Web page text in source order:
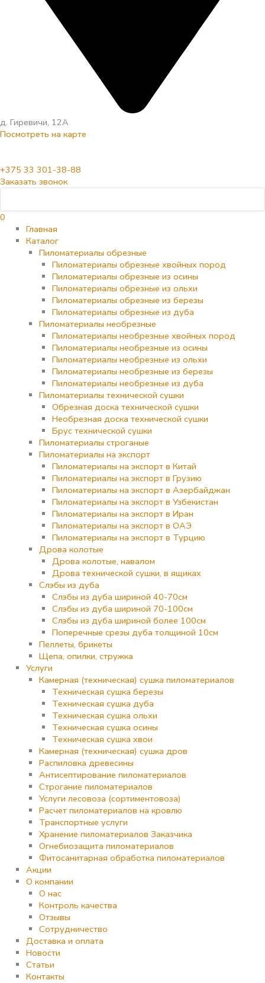
д. Гиревичи, 12А
Посмотреть на карте
+375 33 301-38-88
Заказать звонок
0
Главная
Каталог
Пиломатериалы обрезные
Пиломатериалы обрезные хвойных пород
Пиломатериалы обрезные из осины
Пиломатериалы обрезные из ольхи
Пиломатериалы обрезные из березы
Пиломатериалы обрезные из дуба
Пиломатериалы необрезные
Пиломатериалы необрезные хвойных пород
Пиломатериалы необрезные из осины
Пиломатериалы необрезные из ольхи
Пиломатериалы необрезные из березы
Пиломатериалы необрезные из дуба
Пиломатериалы технической сушки
Обрезная доска технической сушки
Необрезная доска технической сушки
Брус технической сушки
Пиломатериалы строганые
Пиломатериалы на экспорт
Пиломатериалы на экспорт в Китай
Пиломатериалы на экспорт в Грузию
Пиломатериалы на экспорт в Азербайджан
Пиломатериалы на экспорт в Узбекистан
Пиломатериалы на экспорт в Иран
Пиломатериалы на экспорт в ОАЭ
Пиломатериалы на экспорт в Турцию
Дрова колотые
Дрова колотые, навалом
Дрова технической сушки, в ящиках
Слэбы из дуба
Слэбы из дуба шириной 40-70см
Слэбы из дуба шириной 70-100см
Слэбы из дуба шириной более 100см
Поперечные срезы дуба толщиной 10см
Пеллеты, брикеты
Щепа, опилки, стружка
Услуги
Камерная (техническая) сушка пиломатериалов
Техническая сушка березы
Техническая сушка дуба
Техническая сушка ольхи
Техническая сушка осины
Техническая сушка хвои
Камерная (техническая) сушка дров
Распиловка древесины
Антисептирование пиломатериалов
Строгание пиломатериалов
Услуги лесовоза (сортиментовоза)
Расчет пиломатериалов на кровлю
Транспортные услуги
Хранение пиломатериалов Заказчика
Огнебиозащита пиломатериалов
Фитосанитарная обработка пиломатериалов
Акции
О компании
О нас
Контроль качества
Отзывы
Сотрудничество
Доставка и оплата
Новости
Статьи
Контакты